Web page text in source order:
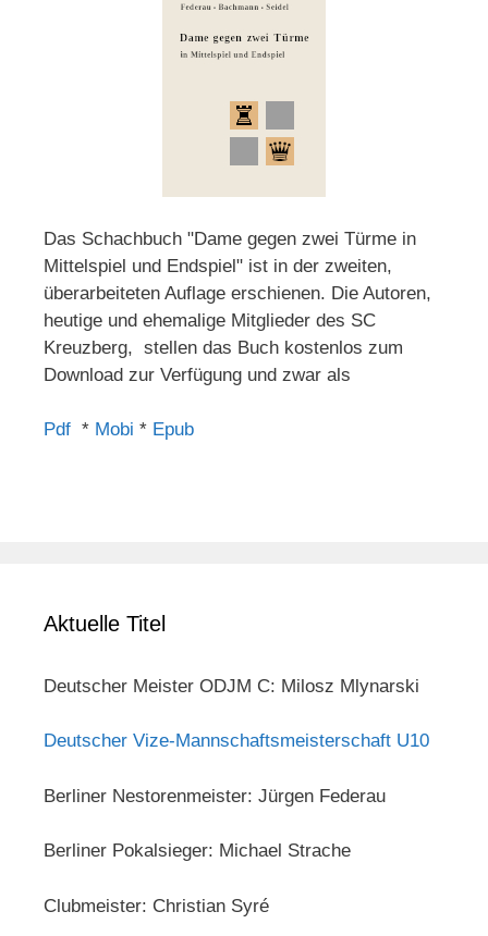
Das Schachbuch "Dame gegen zwei Türme in
Mittelspiel und Endspiel" ist in der zweiten,
überarbeiteten Auflage erschienen. Die Autoren,
heutige und ehemalige Mitglieder des SC
Kreuzberg, stellen das Buch kostenlos zum
Download zur Verfügung und zwar als
Pdf * Mobi * Epub
Aktuelle Titel
Deutscher Meister ODJM C: Milosz Mlynarski
Deutscher Vize-Mannschaftsmeisterschaft U10
Berliner Nestorenmeister: Jürgen Federau
Berliner Pokalsieger: Michael Strache
Clubmeister: Christian Syré